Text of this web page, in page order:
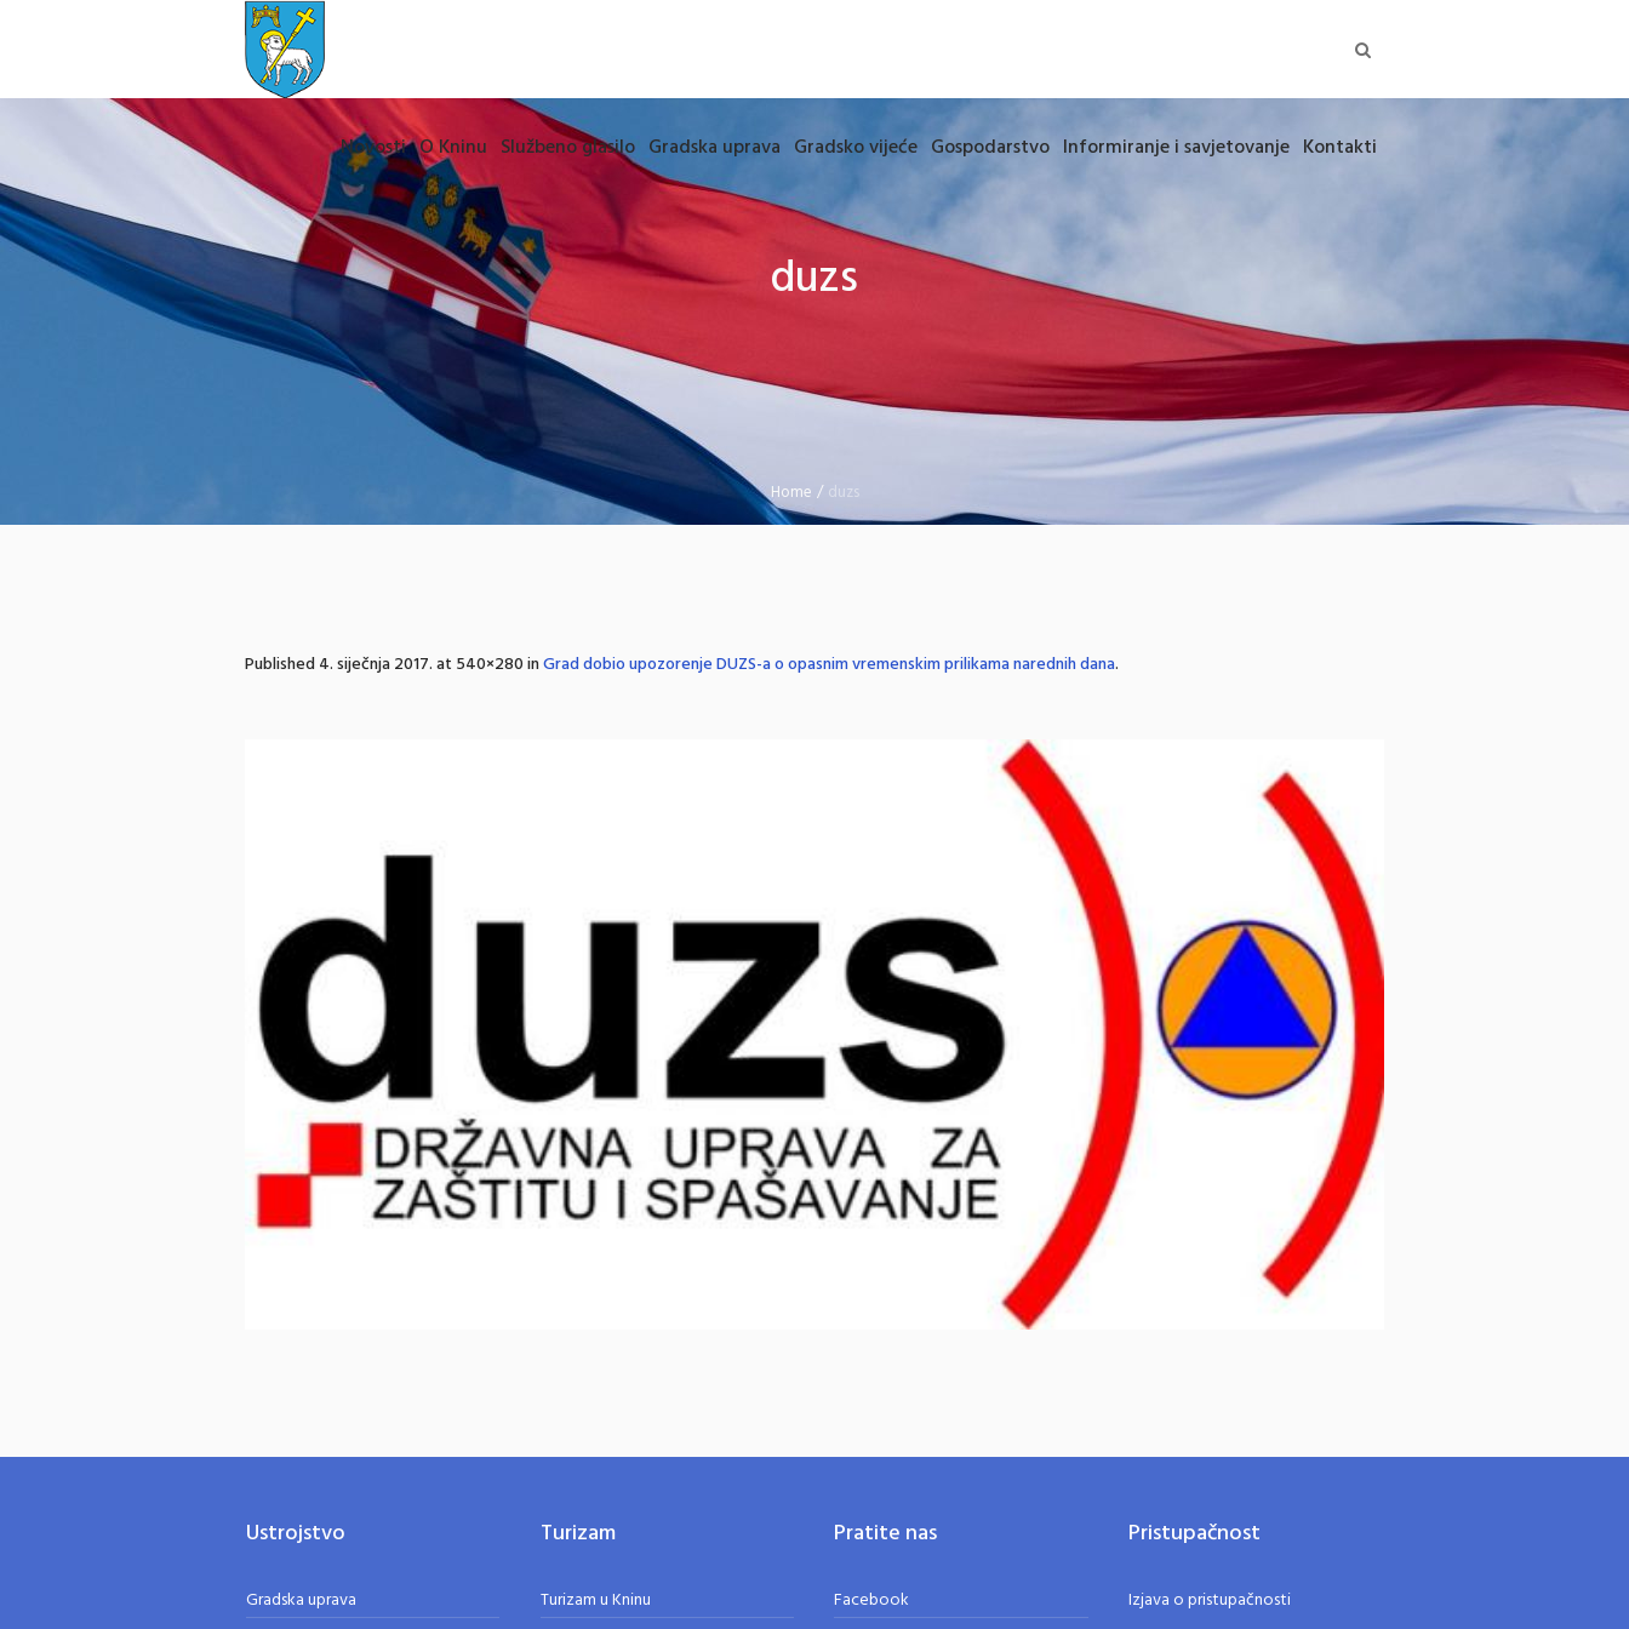
Novosti O Kninu Službeno glasilo Gradska uprava Gradsko vijeće Gospodarstvo Informiranje i savjetovanje Kontakti
duzs
Home /duzs
Published4. siječnja 2017.at 540×280 inGrad dobio upozorenje DUZS-a o opasnim vremenskim prilikama narednih dana.
Ustrojstvo
Gradska uprava
Turizam
Turizam u Kninu
Pratite nas
Facebook
Pristupačnost
Izjava o pristupačnosti